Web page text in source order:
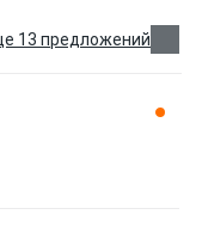
13 предложений